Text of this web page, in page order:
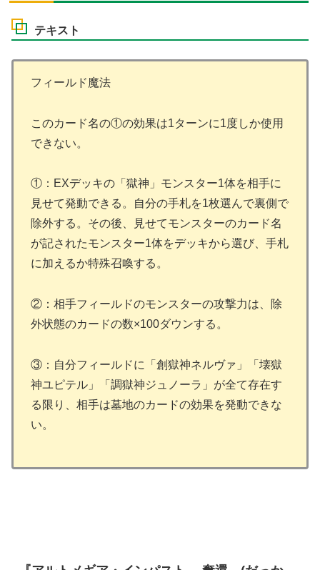
テキスト
フィールド魔法
このカード名の①の効果は1ターンに1度しか使用
できない。
①：EXデッキの「獄神」モンスター1体を相手に
見せて発動できる。自分の手札を1枚選んで裏側で
除外する。その後、見せてモンスターのカード名
が記されたモンスター1体をデッキから選び、手札
に加えるか特殊召喚する。
②：相手フィールドのモンスターの攻撃力は、除
外状態のカードの数×100ダウンする。
③：自分フィールドに「創獄神ネルヴァ」「壊獄
神ユピテル」「調獄神ジュノーラ」が全て存在す
る限り、相手は墓地のカードの効果を発動できな
い。